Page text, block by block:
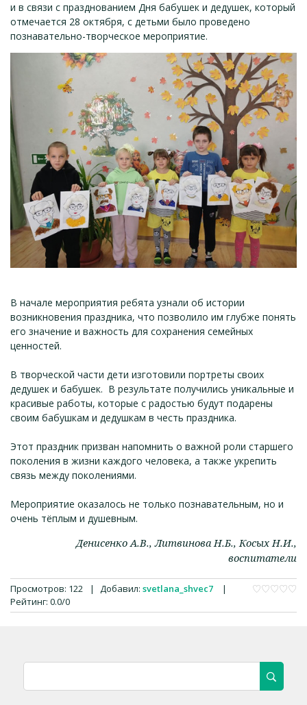
и в связи с празднованием Дня бабушек и дедушек, который
отмечается 28 октября, с детьми было проведено
познавательно-творческое мероприятие.
В начале мероприятия ребята узнали об истории
возникновения праздника, что позволило им глубже понять
его значение и важность для сохранения семейных
ценностей.
В творческой части дети изготовили портреты своих
дедушек и бабушек. В результате получились уникальные и
красивые работы, которые с радостью будут подарены
своим бабушкам и дедушкам в честь праздника.
Этот праздник призван напомнить о важной роли старшего
поколения в жизни каждого человека, а также укрепить
связь между поколениями.
Мероприятие оказалось не только познавательным, но и
очень тёплым и душевным.
Денисенко А.В., Литвинова Н.Б., Косых Н.И.,
воспитатели
Просмотров: 122 | Добавил: svetlana_shvec7
|
Рейтинг: 0.0/0